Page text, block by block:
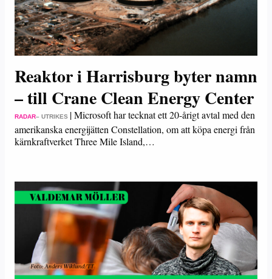
Reaktor i Harrisburg byter namn
– till Crane Clean Energy Center
RADAR– UTRIKES |Microsoft har tecknat ett 20-årigt avtal med den
amerikanska energijätten Constellation, om att köpa energi från
kärnkraftverket Three Mile Island,…